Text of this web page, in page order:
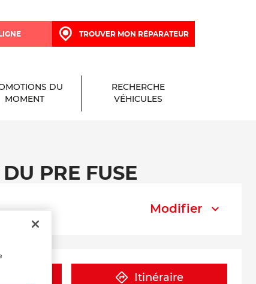
TROUVER MON RÉPARATEUR
DU
MOMENT
RECHERCHE
VÉHICULES
PRE FUSE
Modifier
Itinéraire